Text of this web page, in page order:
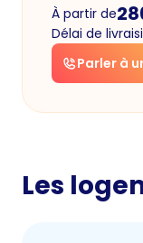
À partir de
Délai de
Parler à
Les